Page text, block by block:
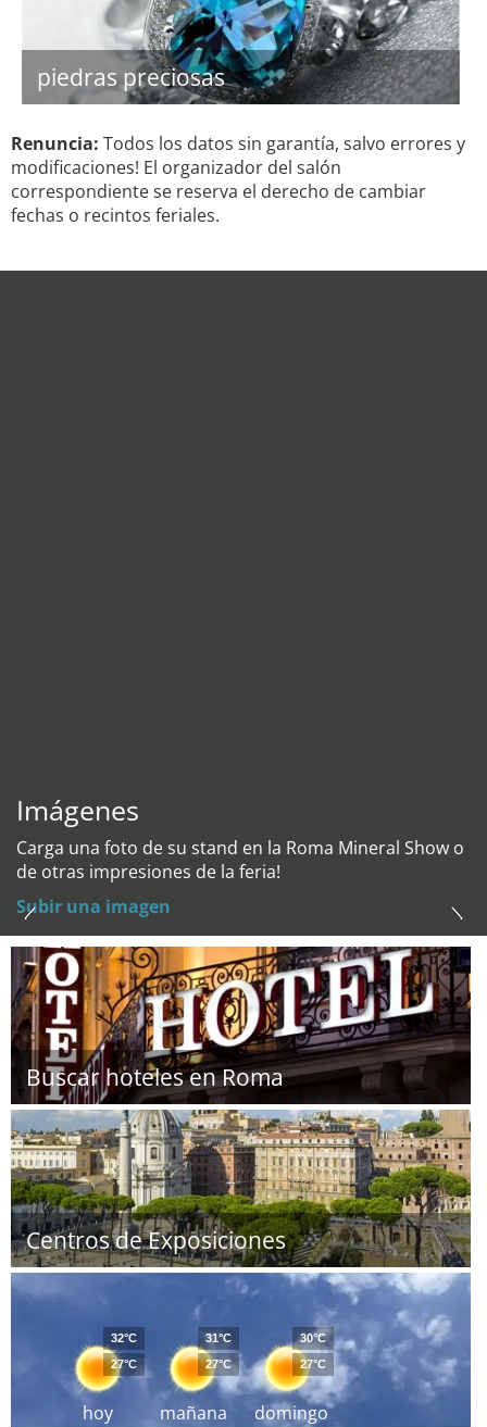
piedras preciosas
Renuncia: Todos los datos sin garantía, salvo errores y
modificaciones! El organizador del salón
correspondiente se reserva el derecho de cambiar
fechas o recintos feriales.
Imágenes
Carga una foto de su stand en la Roma Mineral Show o
de otras impresiones de la feria!
Subir una imagen
Buscar hoteles en Roma
Centros de Exposiciones
hoy
32°C
27°C
mañana
31°C
27°C
domingo
30°C
27°C